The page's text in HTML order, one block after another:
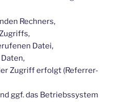
Rechners,
Datei,
Zugriff erfolgt (Referrer-
ggf. das Betriebssystem